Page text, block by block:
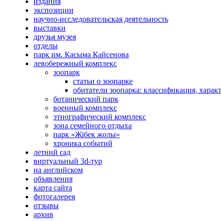
экспозиции
научно-исследовательская деятельность
выставки
друзья музея
отделы
парк им. Касыма Кайсенова
левобережный комплекс
зоопарк
статьи о зоопарке
обитатели зоопарка: классификация,
ботанический парк
военный комплекс
этнографический комплекс
зона семейного отдыха
парк «Жібек жолы»
хроника событий
летний сад
виртуальный 3d-тур
на английском
объявления
карта сайта
фотогалерея
отзывы
архив